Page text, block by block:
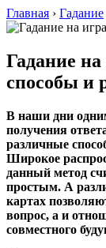
Главная › Гадание
Гадание
способы и
В наши дни
получения
различные
Широкое
данный метод
простым. А
картах
вопрос, а и
совместного